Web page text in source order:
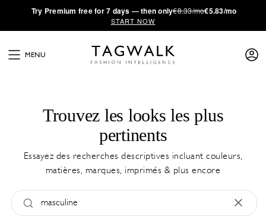
·Try Premium free for 7 days — then only€8.33/mo€5.83/mo
START NOW
MENU
Trouvez les looks les plus
pertinents
Essayez des recherches descriptives incluant couleurs,
matières, marques, imprimés & plus encore